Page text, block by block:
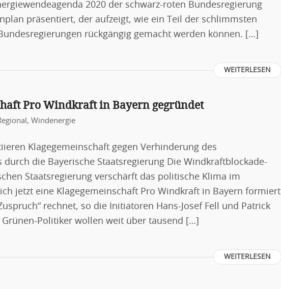
2020 der schwarz-roten Bundesregierung
präsentiert, der aufzeigt, wie ein Teil der schlimmsten
rückgängig gemacht werden können. […]
WEITERLESEN
Pro Windkraft in Bayern gegründet
, Windenergie
Klagegemeinschaft gegen Verhinderung des
durch die Bayerische Staatsregierung Die Windkraftblockade-
Staatsregierung verschärft das politische Klima im
jetzt eine Klagegemeinschaft Pro Windkraft in Bayern formiert
rechnet, so die Initiatoren Hans-Josef Fell und Patrick
Grünen-Politiker wollen weit über tausend […]
WEITERLESEN